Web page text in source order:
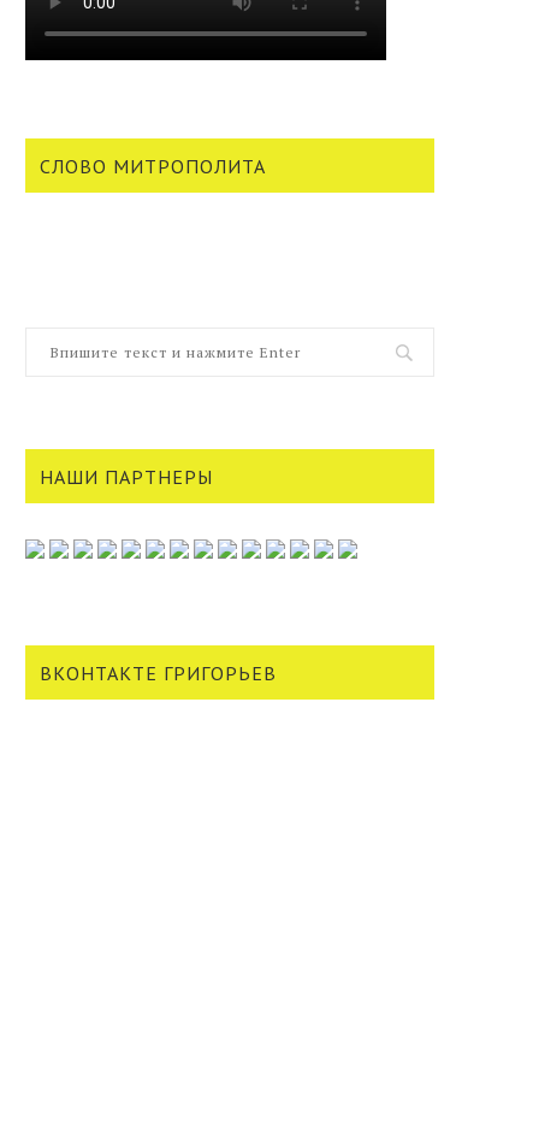
СЛОВО МИТРОПОЛИТА
НАШИ ПАРТНЕРЫ
ВКОНТАКТЕ ГРИГОРЬЕВ